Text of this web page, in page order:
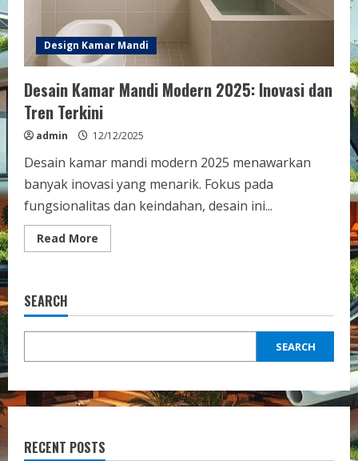
Design Kamar Mandi
Desain Kamar Mandi Modern 2025: Inovasi dan
Tren Terkini
admin 12/12/2025
Desain kamar mandi modern 2025 menawarkan
banyak inovasi yang menarik. Fokus pada
fungsionalitas dan keindahan, desain ini...
Read More
more
2025:
Terkini
SEARCH
SEARCH
RECENT POSTS